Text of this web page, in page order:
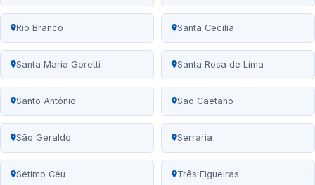
Rio Branco Santa Cecília
Santa Maria Goretti Santa Rosa de Lima
Santo Antônio São Caetano
São Geraldo Serraria
Sétimo Céu Três Figueiras